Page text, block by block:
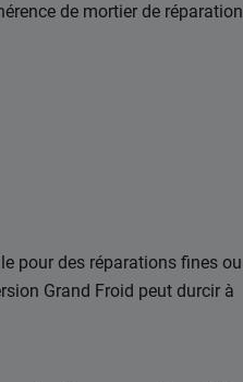
de mortier de
pour des réparations fines ou
Grand Froid peut durcir à